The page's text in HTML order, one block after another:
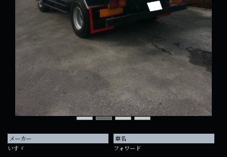
メーカー
いすゞ
車名
フォワード